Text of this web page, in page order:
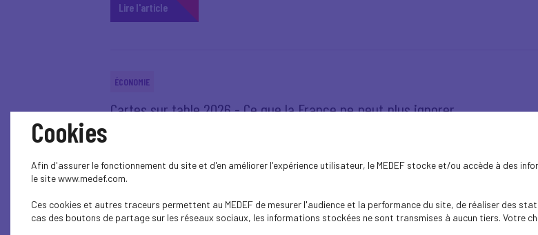
Lire l'article
ÉCONOMIE
Cartes sur table 2026 - Ce que la France ne peut plus ignorer
ÉCONOMIE
Cookies
Afin d'assurer le fonctionnement du site et d'en améliorer l'expérience utilisateur, le MEDEF stocke et/ou accède à des
le site www.medef.com.
Ces cookies et autres traceurs permettent au MEDEF de mesurer l'audience et la performance du site, de réaliser des
cas des boutons de partage sur les réseaux sociaux, les informations stockées ne sont transmises à aucun tiers. Votre